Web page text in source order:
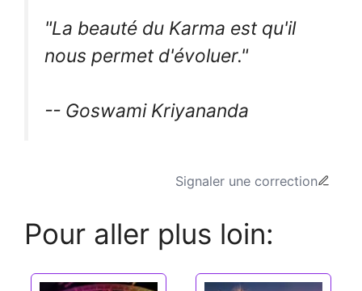
"La beauté du Karma est qu'il
nous permet d'évoluer."
-- Goswami Kriyananda
Signaler une correction
Pour aller plus loin: